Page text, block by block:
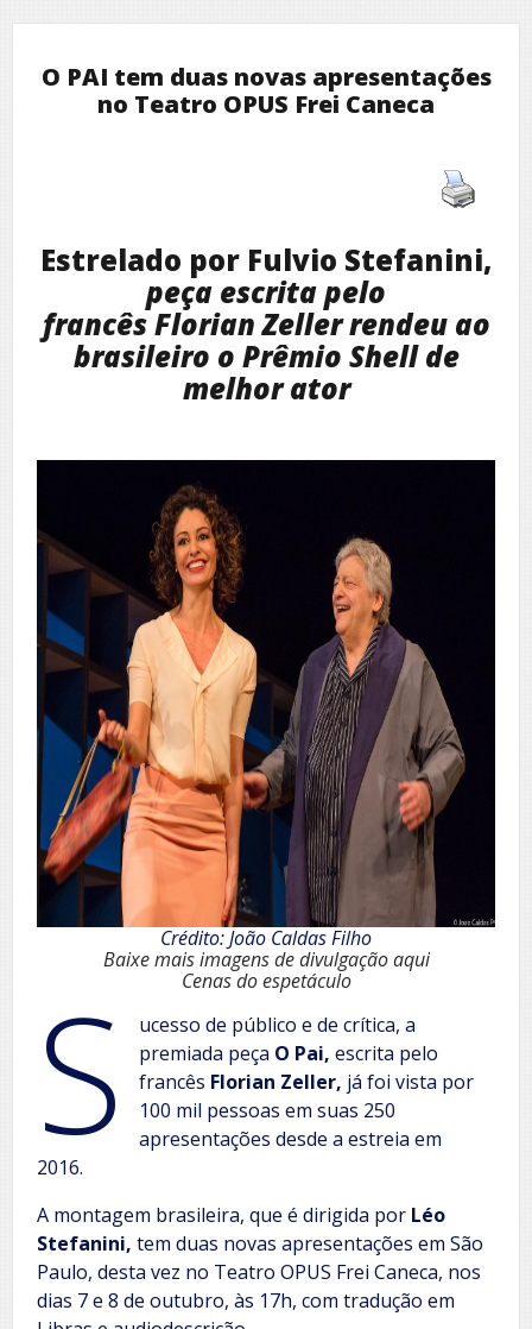
O PAI tem duas novas apresentações
no Teatro OPUS Frei Caneca
Estrelado por Fulvio Stefanini,
peça escrita pelo
francêsFlorian Zellerrendeu ao
brasileiro o Prêmio Shell de
melhor ator
Crédito: João Caldas Filho
Baixe mais imagens de divulgação aqui
Cenas do espetáculo
S
ucesso de público e de crítica, a
premiada peça O Pai,escrita pelo
francês Florian Zeller, já foi vista por
100 mil pessoas em suas 250
apresentações desde a estreia em
2016.
A montagem brasileira, que é dirigida por Léo
Stefanini, tem duas novas apresentações em São
Paulo, desta vez no Teatro OPUS Frei Caneca, nos
dias 7 e 8 de outubro, às 17h, com tradução em